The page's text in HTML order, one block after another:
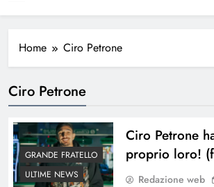
Home Ciro Petrone
Ciro Petrone
GRANDE FRATELLO
ULTIME NEWS
Ciro Petrone
proprio loro!
Redazione web